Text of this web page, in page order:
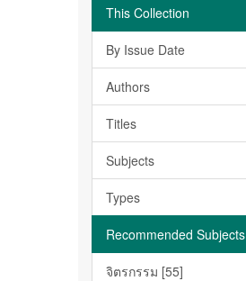
This Collection
By Issue Date
Authors
Titles
Subjects
Types
Recommended Subjects
จิตรกรรม [55]